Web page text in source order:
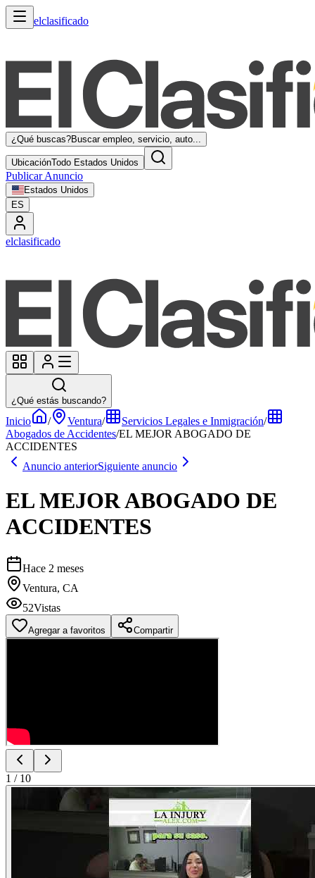
elclasificado
¿Qué buscas?Buscar empleo, servicio, auto...
UbicaciónTodo Estados Unidos
Publicar Anuncio
Estados Unidos
ES
elclasificado
¿Qué estás buscando?
Inicio / Ventura/ Servicios Legales e Inmigración/
Abogados de Accidentes/EL MEJOR ABOGADO DE
ACCIDENTES
Anuncio anteriorSiguiente anuncio
EL MEJOR ABOGADO DE
ACCIDENTES
Hace 2 meses
Ventura, CA
52Vistas
Agregar a favoritos Compartir
1 / 10